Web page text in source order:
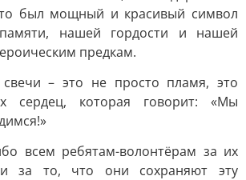
был мощный и красивый символ
нашей гордости и нашей
предкам.
– это не просто пламя, это
сердец, которая говорит: «Мы
всем ребятам-волонтёрам за их
и за то, что они сохраняют эту